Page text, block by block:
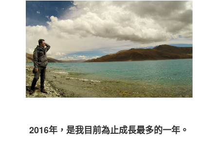
2016年，是我目前為止成長最多的一年。